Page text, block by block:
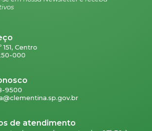
151, Centro
000
9500
de atendimento